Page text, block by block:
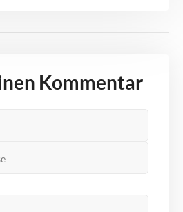
Kommentar